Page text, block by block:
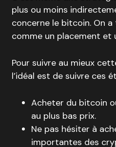
plus ou moins
concerne le bitcoin. On
comme un placement et
Pour suivre au mieux
l’idéal est de suivre ces
Acheter du bitcoin
au plus bas prix.
Ne pas hésiter à
importantes des